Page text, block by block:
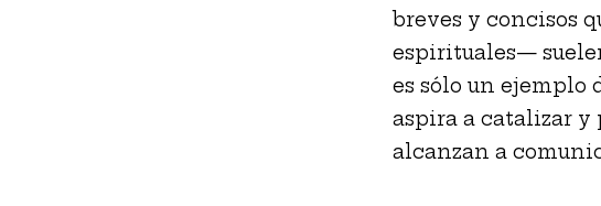
breves y concisos
espirituales—
es sólo un ejemplo
aspira a catalizar y
alcanzan a